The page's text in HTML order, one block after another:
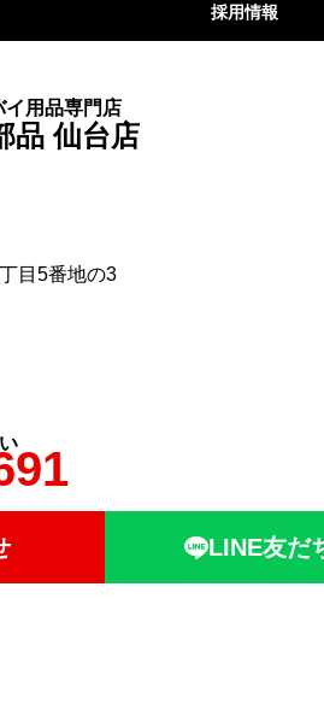
採用情報
イ用品専門店
品 仙台店
目5番地の3
LINE友だ